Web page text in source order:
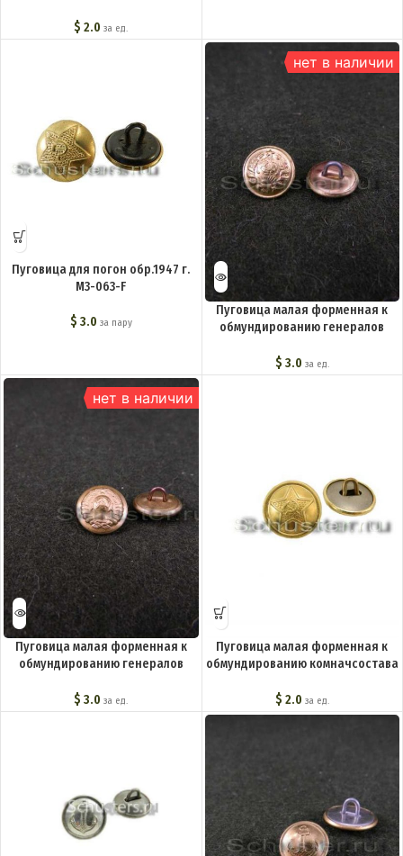
$ 2.0 за ед.
Пуговица для погон обр.1947 г.
M3-063-F
$ 3.0 за пару
нет в наличии
Пуговица малая форменная к
обмундированию генералов
$ 3.0 за ед.
нет в наличии
Пуговица малая форменная к
обмундированию генералов
$ 3.0 за ед.
Пуговица малая форменная к
обмундированию комначсостава
$ 2.0 за ед.